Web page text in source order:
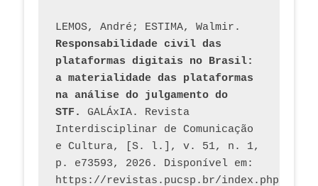
Responsabilidade civil das
plataformas digitais no Brasil:
a materialidade das plataformas
na análise do julgamento do
STF.
GALÁxIA. Revista
Interdisciplinar de Comunicação
e Cultura, [S. l.], v. 51, n. 1,
p. e73593, 2026. Disponível em: